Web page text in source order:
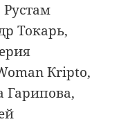
Токарь,
Кripto,